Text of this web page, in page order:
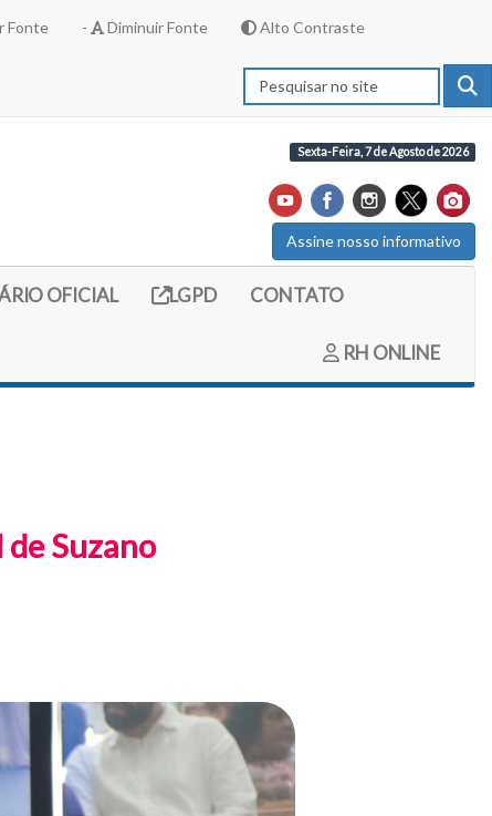
Fonte - Diminuir Fonte Alto Contraste
Sexta-Feira, 7 de Agosto de 2026
Assine nosso informativo
(site do diario oficial do legislativo)
OFICIAL Link externo (site com informações LGPD)
LGPD CONTATO
RH ONLINE
Suzano